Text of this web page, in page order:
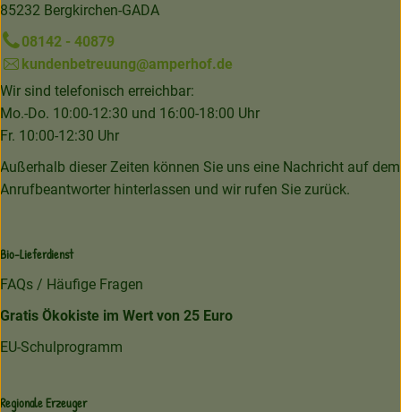
85232 Bergkirchen-GADA
08142 - 40879
kundenbetreuung@amperhof.de
Wir sind telefonisch erreichbar:
Mo.-Do. 10:00-12:30 und 16:00-18:00 Uhr
Fr. 10:00-12:30 Uhr
Außerhalb dieser Zeiten können Sie uns eine Nachricht auf dem
Anrufbeantworter hinterlassen und wir rufen Sie zurück.
Bio-Lieferdienst
FAQs / Häufige Fragen
Gratis Ökokiste im Wert von 25 Euro
EU-Schulprogramm
Regionale Erzeuger